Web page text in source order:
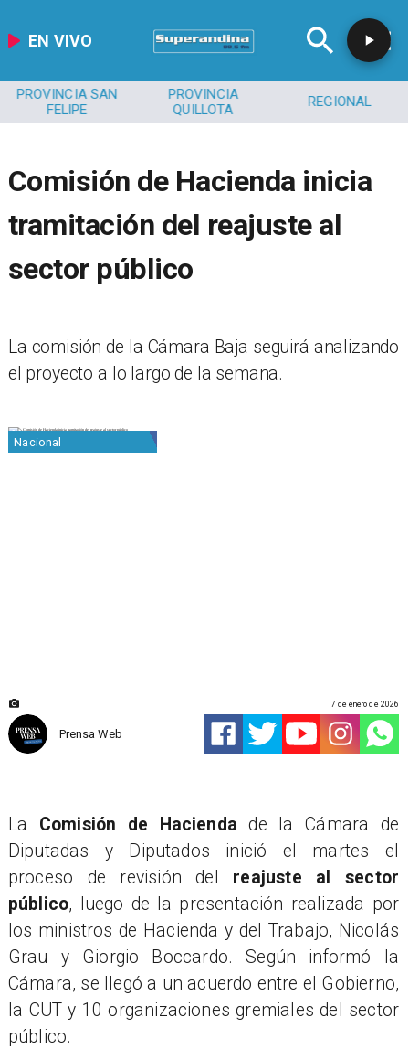
EN VIVO
PROVINCIA SAN
FELIPE
PROVINCIA
QUILLOTA
REGIONAL
Comisión de Hacienda inicia
tramitación del reajuste al
sector público
La comisión de la Cámara Baja seguirá analizando
el proyecto a lo largo de la semana.
Nacional
Prensa Web
7 de enero de 2026
La Comisión de Hacienda de la Cámara de
Diputadas y Diputados inició el martes el
proceso de revisión del reajuste al sector
público, luego de la presentación realizada por
los ministros de Hacienda y del Trabajo, Nicolás
Grau y Giorgio Boccardo. Según informó la
Cámara, se llegó a un acuerdo entre el Gobierno,
la CUT y 10 organizaciones gremiales del sector
público.